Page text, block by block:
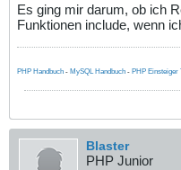
Es ging mir darum, ob ich
Funktionen include, wenn
PHP Handbuch - MySQL Handbuch - PHP Einsteiger
Blaster
PHP Junior